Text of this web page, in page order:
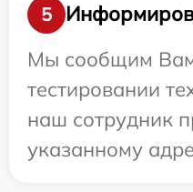
5
Мы сообщим
тестировании
наш сотрудник
указанному